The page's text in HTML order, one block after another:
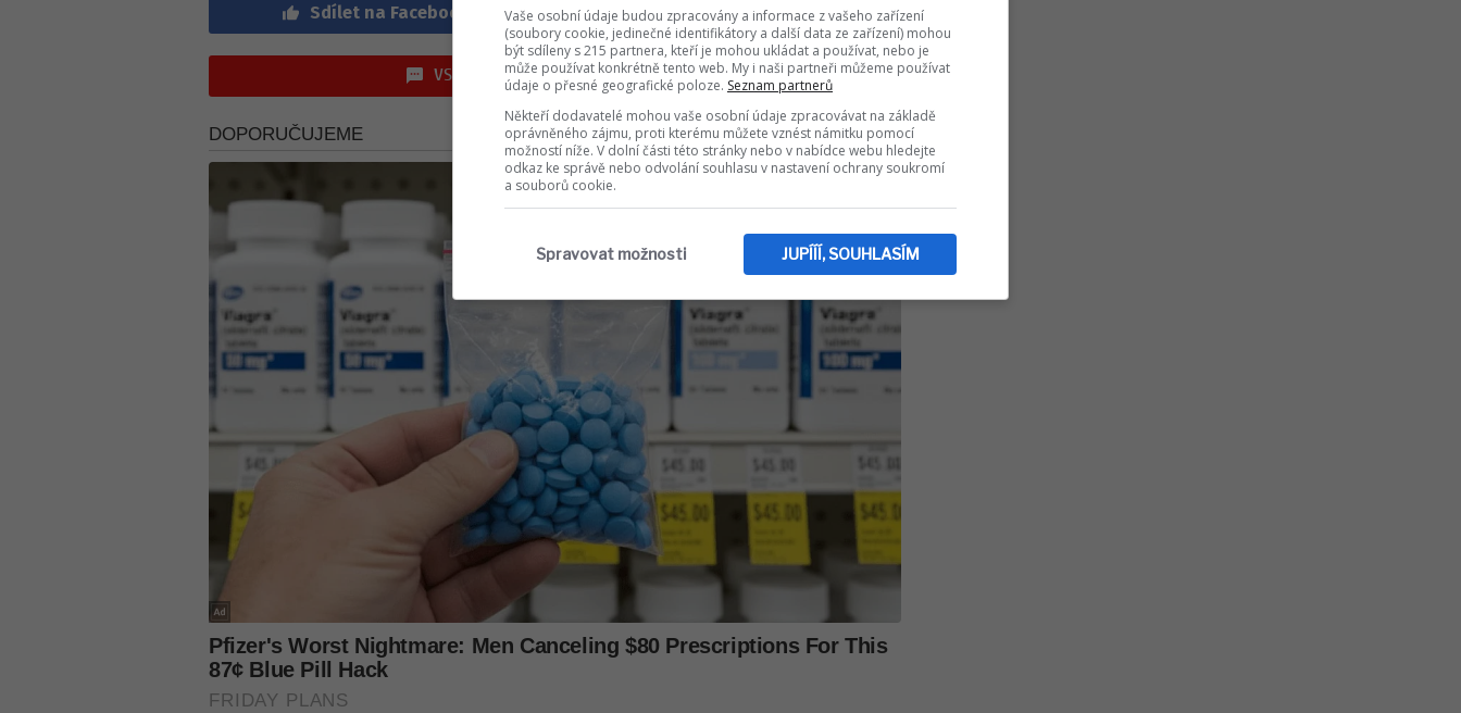
Sdílet na Facebook Sdílet na WhatsApp
VSTOUPIT DO DISKUZE (0 PŘÍSPĚVKŮ)
Vaše osobní údaje budou zpracovány a informace z vašeho zařízení
(soubory cookie, jedinečné identifikátory a další data ze zařízení) mohou
být sdíleny s 215 partnera, kteří je mohou ukládat a používat, nebo je
může používat konkrétně tento web. My i naši partneři můžeme používat
údaje o přesné geografické poloze. Seznam partnerů
Někteří dodavatelé mohou vaše osobní údaje zpracovávat na základě
oprávněného zájmu, proti kterému můžete vznést námitku pomocí
možností níže. V dolní části této stránky nebo v nabídce webu hledejte
odkaz ke správě nebo odvolání souhlasu v nastavení ochrany soukromí
a souborů cookie.
JUPÍÍÍ, SOUHLASÍM
Spravovat možnosti